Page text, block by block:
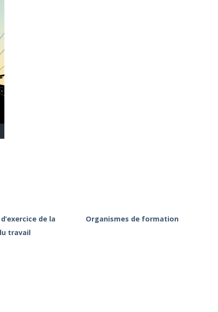
de la
travail
Organismes de formation